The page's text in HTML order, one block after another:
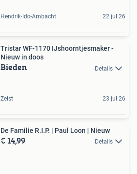
Hendrik-Ido-Ambacht 22 jul 26
Tristar WF-1170 IJshoorntjesmaker -
Nieuw in doos
Bieden Details
Zeist 23 jul 26
De Familie R.I.P. | Paul Loon | Nieuw
€ 14,99 Details